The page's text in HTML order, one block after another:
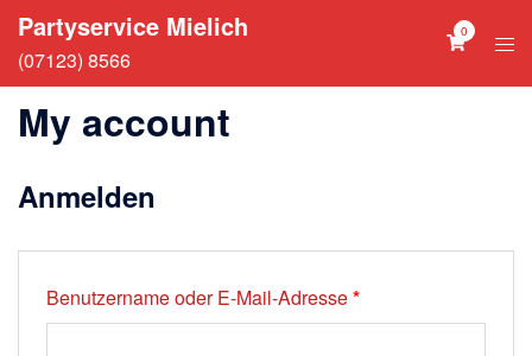
Zum
Inhalt
springen
Partyservice Mielich
(07123) 8566
0
My account
Anmelden
Benutzername oder E-Mail-Adresse*Erforderlich